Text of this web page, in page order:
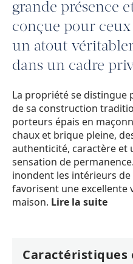
grande présence
conçue pour
un atout
dans un cadre
La propriété se distingue
de sa construction
porteurs épais en
chaux et brique pleine,
authenticité, caractère et
sensation de
inondent les intérieurs
favorisent une excellente
maison. Lire la suite
Caractéristiques